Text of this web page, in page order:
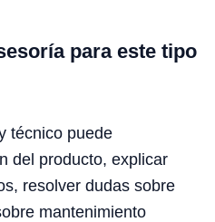
para este tipo
técnico puede
del producto, explicar
resolver dudas sobre
mantenimiento